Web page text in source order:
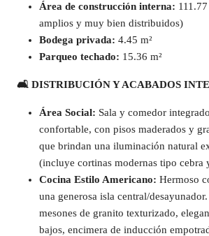
Área de construcción interna:
amplios y muy bien distribuidos)
Bodega privada: 4.45 m²
Parqueo techado: 15.36 m²
🛋️ DISTRIBUCIÓN Y ACABADOS
Área Social: Sala y comedor
confortable, con pisos maderados y
que brindan una iluminación natural
(incluye cortinas modernas tipo cebra
Cocina Estilo Americano: Hermoso
una generosa isla central/
mesones de granito texturizado,
bajos, encimera de inducción